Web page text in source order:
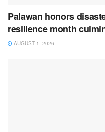
Palawan honors
resilience month
AUGUST 1, 2026